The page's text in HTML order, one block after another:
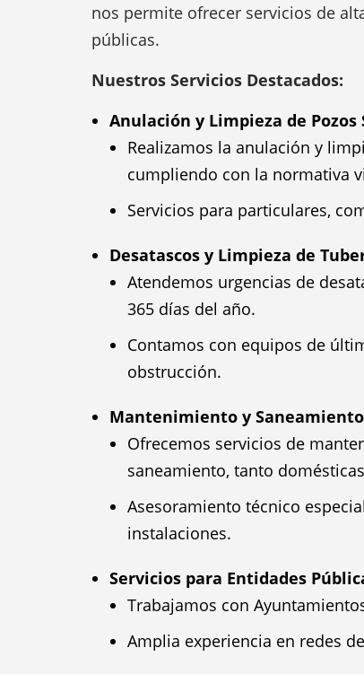
nos permite ofrecer servicios de
públicas.
Nuestros Servicios Destacados:
Anulación y Limpieza de Pozos
Realizamos la anulación y
cumpliendo con la normativa
Servicios para particulares,
Desatascos y Limpieza de
Atendemos urgencias de
365 días del año.
Contamos con equipos de
obstrucción.
Mantenimiento y Saneamiento
Ofrecemos servicios de
saneamiento, tanto
Asesoramiento técnico
instalaciones.
Servicios para Entidades
Trabajamos con
Amplia experiencia en redes